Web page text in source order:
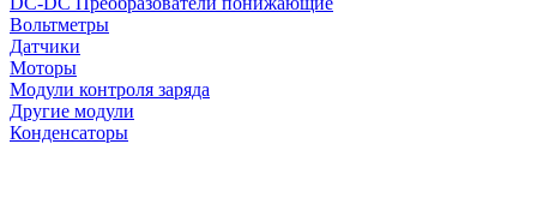
Вольтметры
Датчики
Моторы
Модули контроля заряда
Другие модули
Конденсаторы